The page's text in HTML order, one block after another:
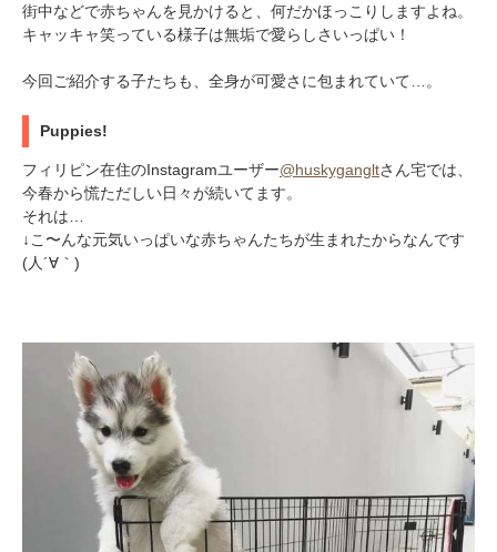
街中などで赤ちゃんを見かけると、何だかほっこりしますよね。
キャッキャ笑っている様子は無垢で愛らしさいっぱい！
今回ご紹介する子たちも、全身が可愛さに包まれていて…。
Puppies!
フィリピン在住のInstagramユーザー@huskygangltさん宅では、
今春から慌ただしい日々が続いてます。
それは…
↓こ〜んな元気いっぱいな赤ちゃんたちが生まれたからなんです
(人´∀｀)